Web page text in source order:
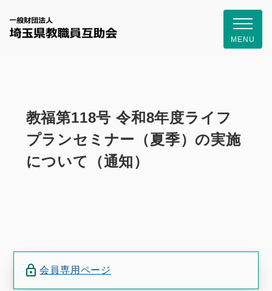
一般財団
MENU
教福第118号 令和8年度ライフ
プランセミナー（夏季）の実施
について（通知）
会員専用ページ